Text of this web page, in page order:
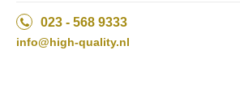
023 - 568 9333
info@high-quality.nl